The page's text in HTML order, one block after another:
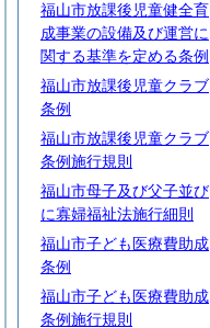
福山市放課後児童健全育
成事業の設備及び運営に
関する基準を定める条例
福山市放課後児童クラブ
条例
福山市放課後児童クラブ
条例施行規則
福山市母子及び父子並び
に寡婦福祉法施行細則
福山市子ども医療費助成
条例
福山市子ども医療費助成
条例施行規則